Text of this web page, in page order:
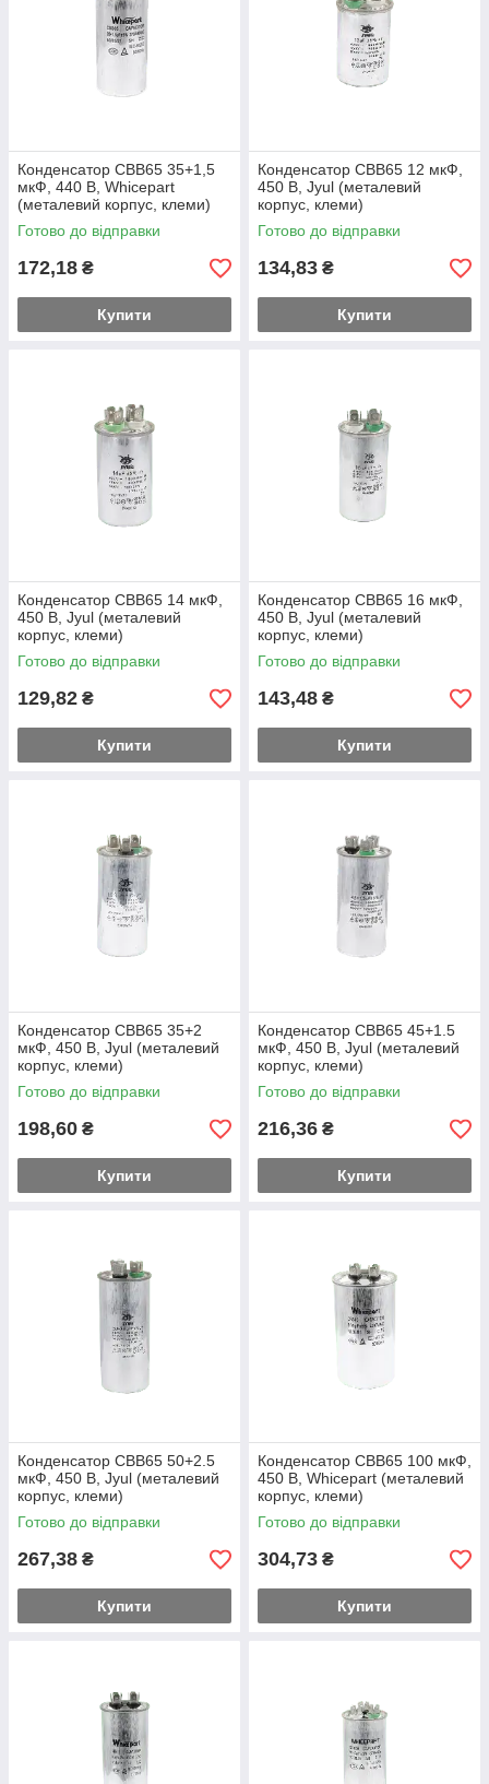
Конденсатор CBB65 35+1,5
мкФ, 440 В, Whicepart
(металевий корпус, клеми)
Готово до відправки
172,18 ₴
Купити
Конденсатор CBB65 12 мкФ,
450 В, Jyul (металевий
корпус, клеми)
Готово до відправки
134,83 ₴
Купити
Конденсатор CBB65 14 мкФ,
450 В, Jyul (металевий
корпус, клеми)
Готово до відправки
129,82 ₴
Купити
Конденсатор CBB65 16 мкФ,
450 В, Jyul (металевий
корпус, клеми)
Готово до відправки
143,48 ₴
Купити
Конденсатор CBB65 35+2
мкФ, 450 В, Jyul (металевий
корпус, клеми)
Готово до відправки
198,60 ₴
Купити
Конденсатор CBB65 45+1.5
мкФ, 450 В, Jyul (металевий
корпус, клеми)
Готово до відправки
216,36 ₴
Купити
Конденсатор CBB65 50+2.5
мкФ, 450 В, Jyul (металевий
корпус, клеми)
Готово до відправки
267,38 ₴
Купити
Конденсатор CBB65 100 мкФ,
450 В, Whicepart (металевий
корпус, клеми)
Готово до відправки
304,73 ₴
Купити